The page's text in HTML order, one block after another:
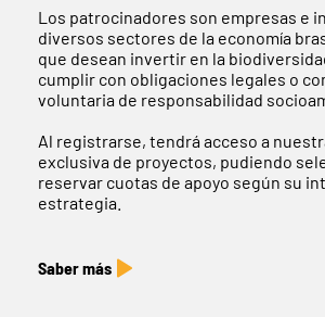
Los patrocinadores son empresas e
diversos sectores de la economía
que desean invertir en la
cumplir con obligaciones legales o
voluntaria de responsabilidad
Al registrarse, tendrá acceso a
exclusiva de proyectos, pudiendo
reservar cuotas de apoyo según su
estrategia.
Saber más